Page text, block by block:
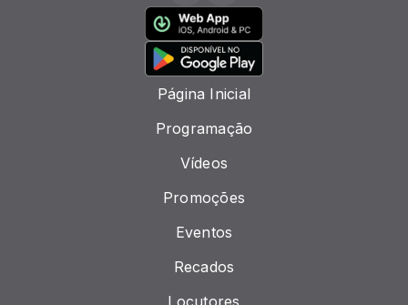
Página Inicial
Programação
Vídeos
Promoções
Eventos
Recados
Locutores